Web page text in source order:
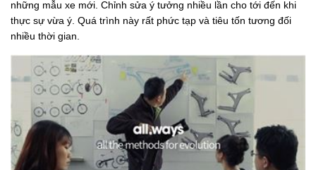
những mẫu xe mới. Chỉnh sửa ý tưởng nhiều lần cho tới đến khi
thực sự vừa ý. Quá trình này rất phức tạp và tiêu tốn tương đối
nhiều thời gian.